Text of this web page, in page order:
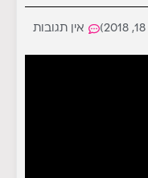
אין תגובות